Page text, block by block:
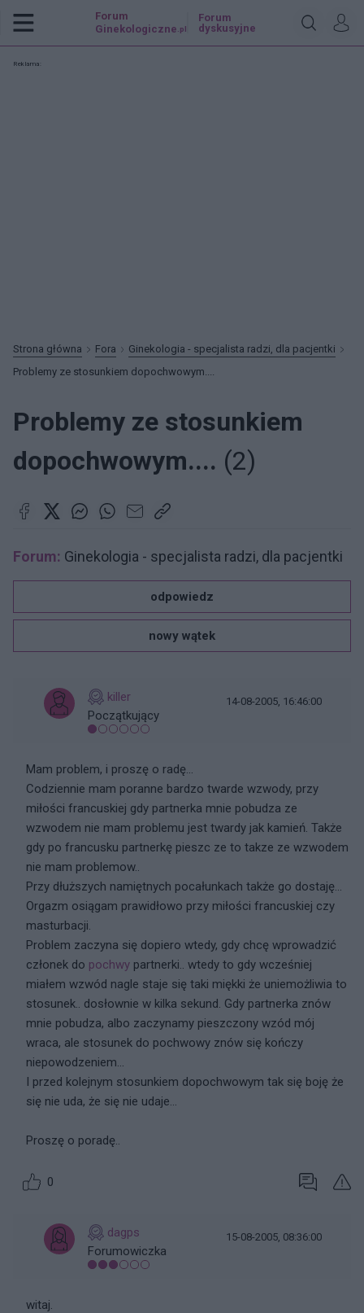
Forum
Ginekologiczne .pl
Forum
dyskusyjne
Reklama:
Strona główna Fora
Ginekologia - specjalista radzi, dla pacjentki
Problemy ze stosunkiem dopochwowym....
Problemy ze stosunkiem
dopochwowym.... (2)
Forum: Ginekologia - specjalista radzi, dla pacjentki
odpowiedz
nowy wątek
killer
Początkujący
14-08-2005, 16:46:00
Mam problem, i proszę o radę...
Codziennie mam poranne bardzo twarde wzwody, przy
miłości francuskiej gdy partnerka mnie pobudza ze
wzwodem nie mam problemu jest twardy jak kamień. Także
gdy po francusku partnerkę pieszc ze to takze ze wzwodem
nie mam problemow..
Przy dłuższych namiętnych pocałunkach także go dostaję...
Orgazm osiągam prawidłowo przy miłości francuskiej czy
masturbacji.
Problem zaczyna się dopiero wtedy, gdy chcę wprowadzić
członek do pochwy partnerki.. wtedy to gdy wcześniej
miałem wzwód nagle staje się taki miękki że uniemożliwia to
stosunek.. dosłownie w kilka sekund. Gdy partnerka znów
mnie pobudza, albo zaczynamy pieszczony wzód mój
wraca, ale stosunek do pochwowy znów się kończy
niepowodzeniem...
I przed kolejnym stosunkiem dopochwowym tak się boję że
się nie uda, że się nie udaje...
Proszę o poradę..
0
dagps
Forumowiczka
15-08-2005, 08:36:00
witaj.